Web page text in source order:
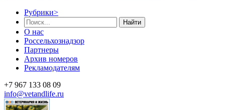
Рубрики>
Найти
О нас
Россельхознадзор
Партнеры
Архив номеров
Рекламодателям
+7 967 133 08 09
info@vetandlife.ru